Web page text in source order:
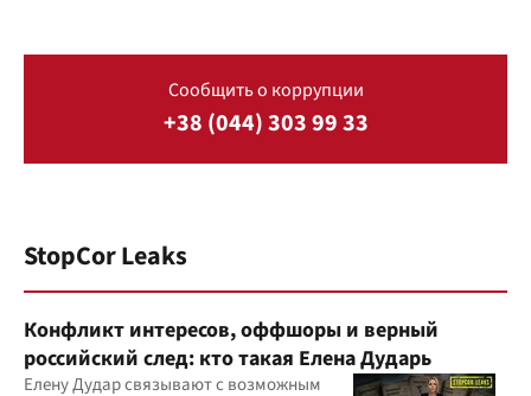
Сообщить о коррупции
+38 (044) 303 99 33
StopCor Leaks
Конфликт интересов, оффшоры и верный
российский след: кто такая Елена Дударь
Елену Дудар связывают с возможным